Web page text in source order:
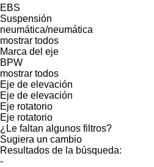
EBS
Suspensión
neumática/neumática
mostrar todos
Marca del eje
BPW
mostrar todos
Eje de elevación
Eje de elevación
Eje rotatorio
Eje rotatorio
¿Le faltan algunos filtros?
Sugiera un cambio
Resultados de la búsqueda:
-